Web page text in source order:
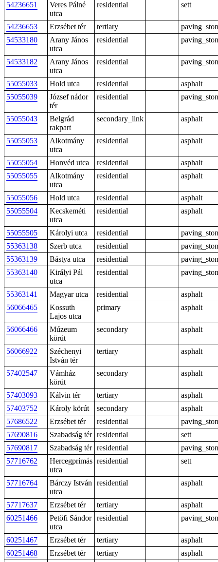
54236651
Veres Pálné
utca
residential sett
54236653 Erzsébet tér tertiary
54533180
Arany János
utca
residential
54533182
Arany János
utca
residential
55055033 Hold utca residential
asphalt
55055039
József nádor
tér
residential
55055043
Belgrád
rakpart
secondary_link asphalt
55055053
Alkotmány
utca
residential asphalt
55055054 Honvéd utca residential
asphalt
55055055
Alkotmány
utca
residential asphalt
55055056 Hold utca residential
asphalt
55055504
Kecskeméti
utca
residential asphalt
55055505 Károlyi utca residential
55363138
Szerb utca residential
55363139
Bástya utca residential
55363140
Királyi Pál
utca
residential
55363141 Magyar utca residential
asphalt
56066465
Kossuth
Lajos utca
primary asphalt
56066466
Múzeum
körút
secondary asphalt
56066922
Széchenyi
István tér
tertiary asphalt
57402547
Vámház
körút
secondary asphalt
57403093 Kálvin tér tertiary
asphalt
57403752
Károly körút secondary
asphalt
57686522
Erzsébet tér residential
57690816
Szabadság tér residential
sett
57690817
Szabadság tér residential
57716762
Hercegprímás
utca
residential sett
57716764
Bárczy István
utca
residential asphalt
57717637 Erzsébet tér tertiary
asphalt
60251466
Petőfi Sándor
utca
residential
60251467 Erzsébet tér tertiary
asphalt
60251468
Erzsébet tér tertiary asphalt